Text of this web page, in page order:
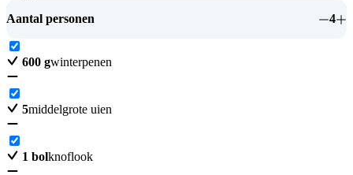
Aantal personen 4
600 gwinterpenen
5middelgrote uien
1 bolknoflook